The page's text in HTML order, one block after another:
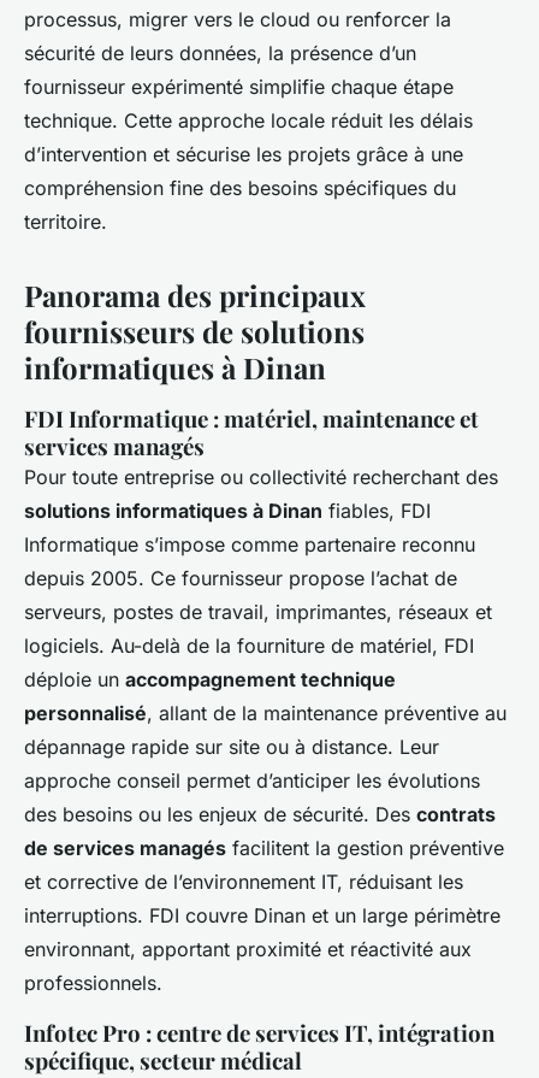
processus, migrer vers le cloud ou renforcer la
sécurité de leurs données, la présence d’un
fournisseur expérimenté simplifie chaque étape
technique. Cette approche locale réduit les délais
d’intervention et sécurise les projets grâce à une
compréhension fine des besoins spécifiques du
territoire.
Panorama des principaux
fournisseurs de solutions
informatiques à Dinan
FDI Informatique : matériel, maintenance et
services managés
Pour toute entreprise ou collectivité recherchant des
solutions informatiques à Dinan fiables, FDI
Informatique s’impose comme partenaire reconnu
depuis 2005. Ce fournisseur propose l’achat de
serveurs, postes de travail, imprimantes, réseaux et
logiciels. Au-delà de la fourniture de matériel, FDI
déploie un accompagnement technique
personnalisé, allant de la maintenance préventive au
dépannage rapide sur site ou à distance. Leur
approche conseil permet d’anticiper les évolutions
des besoins ou les enjeux de sécurité. Des contrats
de services managés facilitent la gestion préventive
et corrective de l’environnement IT, réduisant les
interruptions. FDI couvre Dinan et un large périmètre
environnant, apportant proximité et réactivité aux
professionnels.
Infotec Pro : centre de services IT, intégration
spécifique, secteur médical